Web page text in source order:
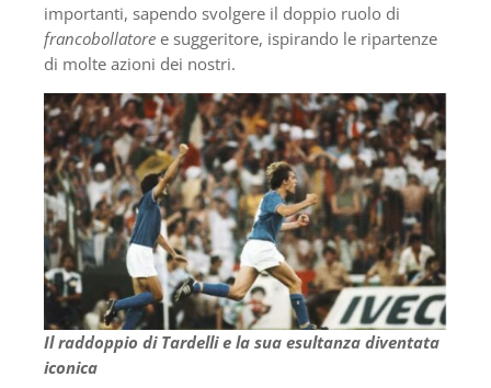
importanti, sapendo svolgere il doppio ruolo di
francobollatore e suggeritore, ispirando le ripartenze
di molte azioni dei nostri.
Il raddoppio di Tardelli e la sua esultanza diventata
iconica